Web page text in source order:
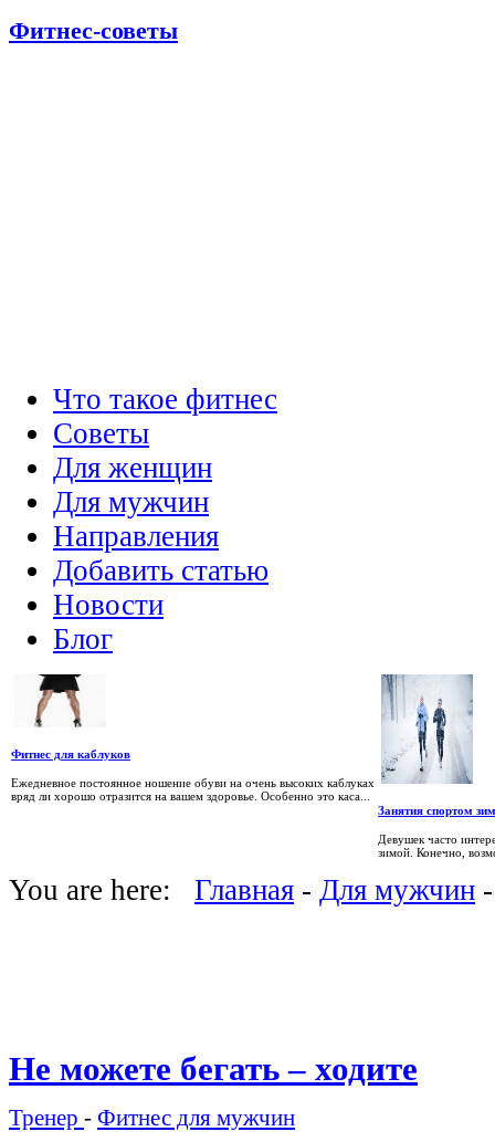
Фитнес-советы
Что такое фитнес
Советы
Для женщин
Для мужчин
Направления
Добавить статью
Новости
Блог
Фитнес для каблуков
Ежедневное постоянное ношение обуви на очень высоких каблуках
вряд ли хорошо отразится на вашем здоровье. Особенно это каса...
Занятия спортом
Девушек часто
зимой. Конечно,
You are here: Главная - Для мужчин
Не можете бегать – ходите
Тренер - Фитнес для мужчин